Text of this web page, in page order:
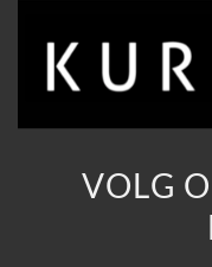
VOLG